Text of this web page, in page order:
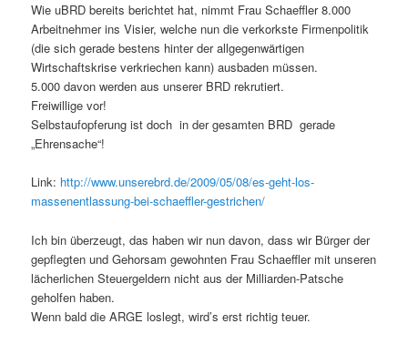
Wie uBRD bereits berichtet hat, nimmt Frau Schaeffler 8.000
Arbeitnehmer ins Visier, welche nun die verkorkste Firmenpolitik
(die sich gerade bestens hinter der allgegenwärtigen
Wirtschaftskrise verkriechen kann) ausbaden müssen.
5.000 davon werden aus unserer BRD rekrutiert.
Freiwillige vor!
Selbstaufopferung ist doch in der gesamten BRD gerade
„Ehrensache“!
Link: http://www.unserebrd.de/2009/05/08/es-geht-los-
massenentlassung-bei-schaeffler-gestrichen/
Ich bin überzeugt, das haben wir nun davon, dass wir Bürger der
gepflegten und Gehorsam gewohnten Frau Schaeffler mit unseren
lächerlichen Steuergeldern nicht aus der Milliarden-Patsche
geholfen haben.
Wenn bald die ARGE loslegt, wird’s erst richtig teuer.